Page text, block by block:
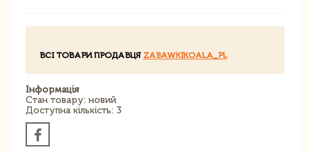
ВСІ ТОВАРИ ПРОДАВЦЯ ZABAWKIKOALA_PL
Інформація
Стан товару: новий
Доступна кількість: 3